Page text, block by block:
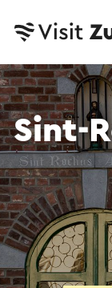
Sint-